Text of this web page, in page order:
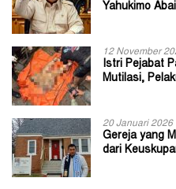
Yahukimo
12 November
Istri Pejabat
Mutilasi,
20 Januari 2026
Gereja yang
dari